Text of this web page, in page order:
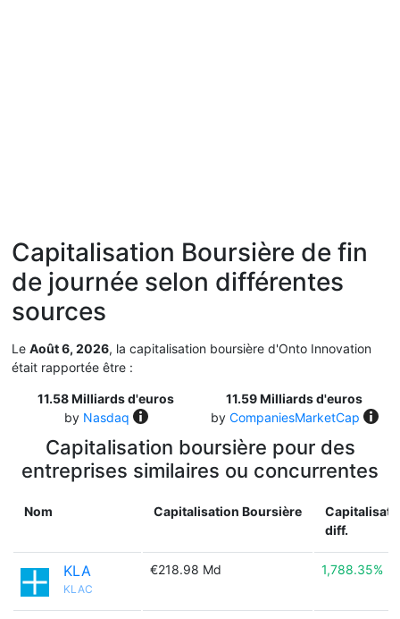
Capitalisation Boursière de fin
de journée selon différentes
sources
Le Août 6, 2026, la capitalisation boursière d'Onto Innovation
était rapportée être :
11.58 Milliards d'euros
by Nasdaq
11.59 Milliards d'euros
by CompaniesMarketCap
Capitalisation boursière pour des
entreprises similaires ou concurrentes
Nom Capitalisation Boursière
diff.
KLA
KLAC
€218.98 Md 1,788.35%